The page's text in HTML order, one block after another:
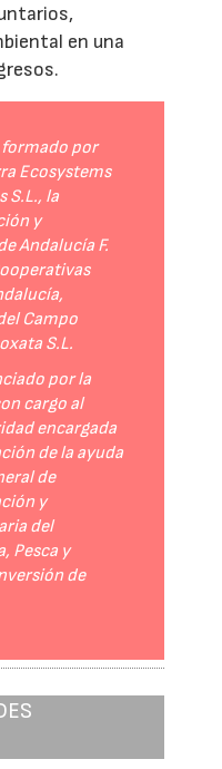
en una
formado por
Ecosystems
S.L., la
y
Andalucía F.
Campo
S.L.
por la
cargo al
encargada
de la ayuda
de
y
del
Pesca y
de